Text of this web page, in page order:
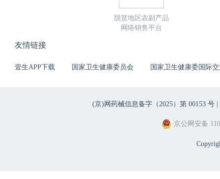
脱贫地区农副产品
网络销售平台
友情链接
壹生APP下载 国家卫生健康委员会 国家卫生健康委国际
(京)网药械信息备字（2025）第 00153 号 |
京公网安备